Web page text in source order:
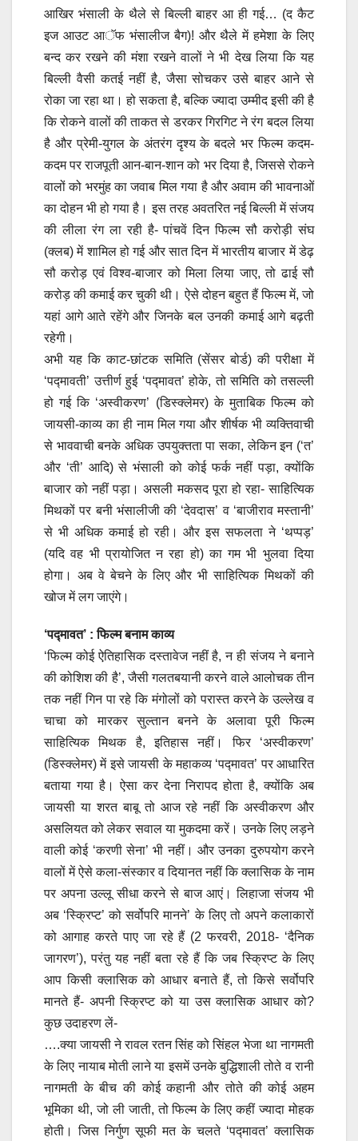
आखिर भंसाली के थैले से बिल्ली बाहर आ ही गई… (द कैट
इज आउट आॅफ भंसालीज बैग)! और थैले में हमेशा के लिए
बन्द कर रखने की मंशा रखने वालों ने भी देख लिया कि यह
बिल्ली वैसी कतई नहीं है, जैसा सोचकर उसे बाहर आने से
रोका जा रहा था। हो सकता है, बल्कि ज्यादा उम्मीद इसी की है
कि रोकने वालों की ताकत से डरकर गिरगिट ने रंग बदल लिया
है और प्रेमी-युगल के अंतरंग दृश्य के बदले भर फिल्म कदम-
कदम पर राजपूती आन-बान-शान को भर दिया है, जिससे रोकने
वालों को भरमुंह का जवाब मिल गया है और अवाम की भावनाओं
का दोहन भी हो गया है। इस तरह अवतरित नई बिल्ली में संजय
की लीला रंग ला रही है- पांचवें दिन फिल्म सौ करोड़ी संघ
(क्लब) में शामिल हो गई और सात दिन में भारतीय बाजार में डेढ़
सौ करोड़ एवं विश्व-बाजार को मिला लिया जाए, तो ढाई सौ
करोड़ की कमाई कर चुकी थी। ऐसे दोहन बहुत हैं फिल्म में, जो
यहां आगे आते रहेंगे और जिनके बल उनकी कमाई आगे बढ़ती
रहेगी।
अभी यह कि काट-छांटक समिति (सेंसर बोर्ड) की परीक्षा में
‘पद्मावती’ उत्तीर्ण हुई ‘पद्मावत’ होके, तो समिति को तसल्ली
हो गई कि ‘अस्वीकरण’ (डिस्क्लेमर) के मुताबिक फिल्म को
जायसी-काव्य का ही नाम मिल गया और शीर्षक भी व्यक्तिवाची
से भाववाची बनके अधिक उपयुक्तता पा सका, लेकिन इन (‘त’
और ‘ती’ आदि) से भंसाली को कोई फर्क नहीं पड़ा, क्योंकि
बाजार को नहीं पड़ा। असली मकसद पूरा हो रहा- साहित्यिक
मिथकों पर बनी भंसालीजी की ‘देवदास’ व ‘बाजीराव मस्तानी’
से भी अधिक कमाई हो रही। और इस सफलता ने ‘थप्पड़’
(यदि वह भी प्रायोजित न रहा हो) का गम भी भुलवा दिया
होगा। अब वे बेचने के लिए और भी साहित्यिक मिथकों की
खोज में लग जाएंगे।
‘पद्मावत’ : फिल्म बनाम काव्य
‘फिल्म कोई ऐतिहासिक दस्तावेज नहीं है, न ही संजय ने बनाने
की कोशिश की है’, जैसी गलतबयानी करने वाले आलोचक तीन
तक नहीं गिन पा रहे कि मंगोलों को परास्त करने के उल्लेख व
चाचा को मारकर सुल्तान बनने के अलावा पूरी फिल्म
साहित्यिक मिथक है, इतिहास नहीं। फिर ‘अस्वीकरण’
(डिस्क्लेमर) में इसे जायसी के महाकव्य ‘पद्मावत’ पर आधारित
बताया गया है। ऐसा कर देना निरापद होता है, क्योंकि अब
जायसी या शरत बाबू तो आज रहे नहीं कि अस्वीकरण और
असलियत को लेकर सवाल या मुकदमा करें। उनके लिए लड़ने
वाली कोई ‘करणी सेना’ भी नहीं। और उनका दुरुपयोग करने
वालों में ऐसे कला-संस्कार व दियानत नहीं कि क्लासिक के नाम
पर अपना उल्लू सीधा करने से बाज आएं। लिहाजा संजय भी
अब ‘स्क्रिप्ट’ को सर्वोपरि मानने’ के लिए तो अपने कलाकारों
को आगाह करते पाए जा रहे हैं (2 फरवरी, 2018- ‘दैनिक
जागरण’), परंतु यह नहीं बता रहे हैं कि जब स्क्रिप्ट के लिए
आप किसी क्लासिक को आधार बनाते हैं, तो किसे सर्वोपरि
मानते हैं- अपनी स्क्रिप्ट को या उस क्लासिक आधार को?
कुछ उदाहरण लें-
….क्या जायसी ने रावल रतन सिंह को सिंहल भेजा था नागमती
के लिए नायाब मोती लाने या इसमें उनके बुद्धिशाली तोते व रानी
नागमती के बीच की कोई कहानी और तोते की कोई अहम
भूमिका थी, जो ली जाती, तो फिल्म के लिए कहीं ज्यादा मोहक
होती। जिस निर्गुण सूफी मत के चलते ‘पद्मावत’ क्लासिक